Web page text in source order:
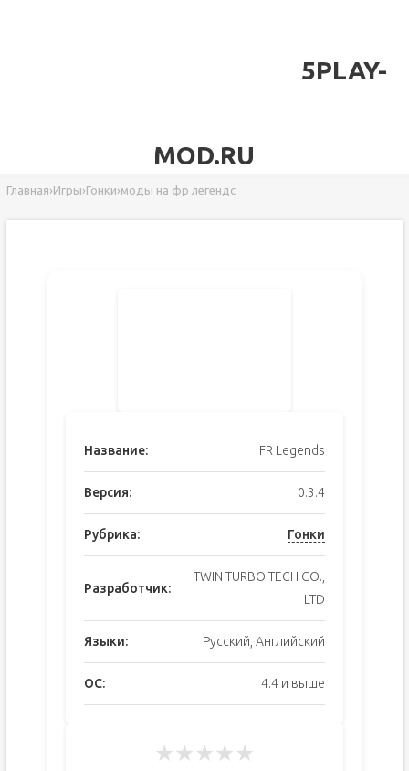
5PLAY-
MOD.RU
Главная›Игры›Гонки›моды на фр легендс
Название: FR Legends
Версия: 0.3.4
Рубрика: Гонки
Разработчик:
TWIN TURBO TECH CO.,
LTD
Языки: Русский, Английский
ОС: 4.4 и выше
★★★★★